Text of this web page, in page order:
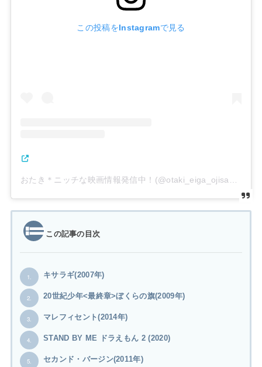
この投稿をInstagramで見る
おたき＊ニッチな映画情報発信中！(@otaki_eiga_ojisan)がシェアした投稿
この記事の目次
1. キサラギ(2007年)
2. 20世紀少年<最終章>ぼくらの旗(2009年)
3. マレフィセント(2014年)
4. STAND BY ME ドラえもん 2 (2020)
5. セカンド・バージン(2011年)